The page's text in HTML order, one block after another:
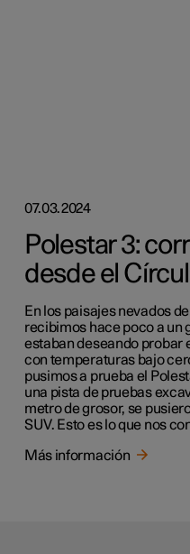
07.03.2024
Polestar 3:
desde el
En los paisajes nevados
recibimos hace poco a un
estaban deseando probar
con temperaturas bajo
pusimos a prueba el
una pista de pruebas
metro de grosor, se
SUV. Esto es lo que nos
Más información